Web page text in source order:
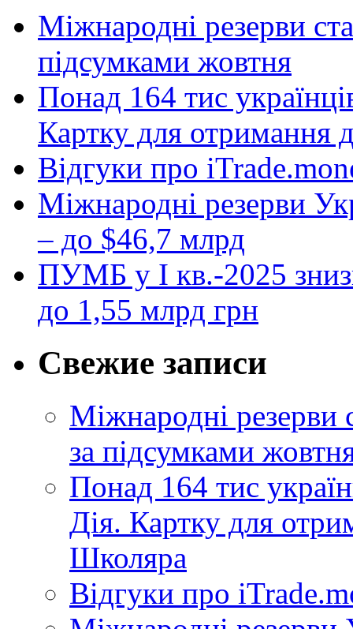
Міжнародні резерви
підсумками жовтня
Понад 164 тис
Картку для
Відгуки про
Міжнародні резерви
– до $46,7 млрд
ПУМБ у I кв.-2025
до 1,55 млрд грн
Свежие записи
Міжнародні
за підсумками
Понад 164 тис
Дія. Картку для
Школяра
Відгуки про